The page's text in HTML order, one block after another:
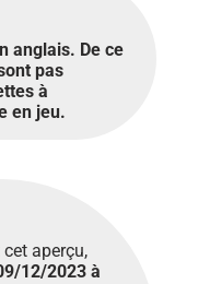
anglais. De ce
pas
à
en jeu.
aperçu,
12/2023 à